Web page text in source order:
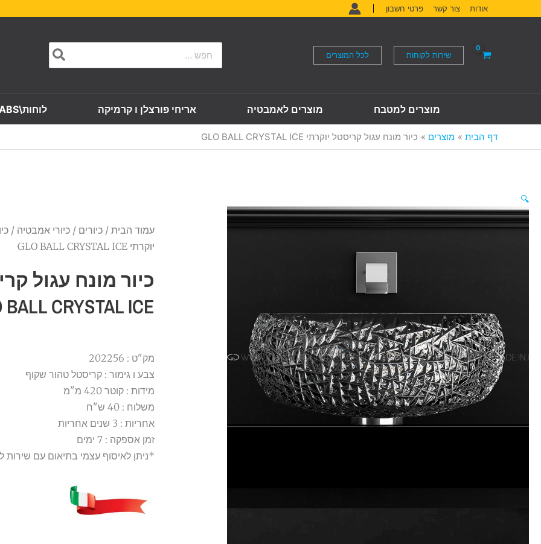
לתוכן
אודות צור קשר פרטי חשבון
שירות לקוחות לכל המוצרים
for:
מוצרים למטבח מוצרים לאמבטיה אריחי פורצלן ו קרמיקה לוחות\SLABS
דף הבית מוצרים כיור מונח עגול קריסטל יוקרתי GLO BALL CRYSTAL ICE
🔍
עמוד הבית / כיורים / כיורי אמבטיה /
יוקרתי GLO BALL CRYSTAL ICE
כיור מונח עגול
BALL CRYSTAL ICE
מק"ט : 202256
צבע ו גימור : קריסטל טהור שקוף
מידות : קוטר 420 מ"מ
משלוח : 40 ש"ח
אחריות : 3 שנים אחריות
זמן אספקה : 7 ימים
*ניתן לאיסוף עצמי בתיאום עם שירות